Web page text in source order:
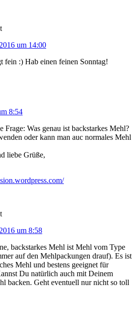
um 14:00
fein :) Hab einen feinen Sonntag!
8:54
Frage: Was genau ist backstarkes Mehl?
oder kann man auc normales Mehl
liebe Grüße,
um 8:58
backstarkes Mehl ist Mehl vom Type
auf den Mehlpackungen drauf). Es ist
Mehl und bestens geeignet für
Du natürlich auch mit Deinem
backen. Geht eventuell nur nicht so toll